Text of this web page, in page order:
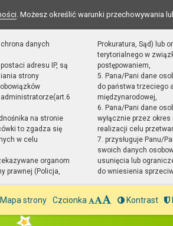
. Możesz określić warunki przechowywania
danych
adresu IP, są
strony
na stronie
to zgadza się
w celu
organom
prawnej (Policja,
Prokuratura, Sąd) lub
terytorialnego w
postępowaniem,
5. Pana/Pani dane
do państwa trzeciego
międzynarodowej,
6. Pana/Pani dane
wyłącznie przez
realizacji celu
7. przysługuje Panu/
swoich danych
usunięcia lub
do wniesienia
Mapa strony Czcionka Kontrast